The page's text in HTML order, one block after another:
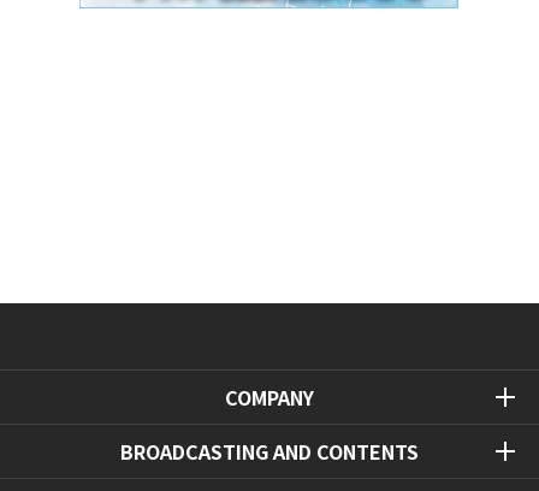
COMPANY
BROADCASTING AND CONTENTS